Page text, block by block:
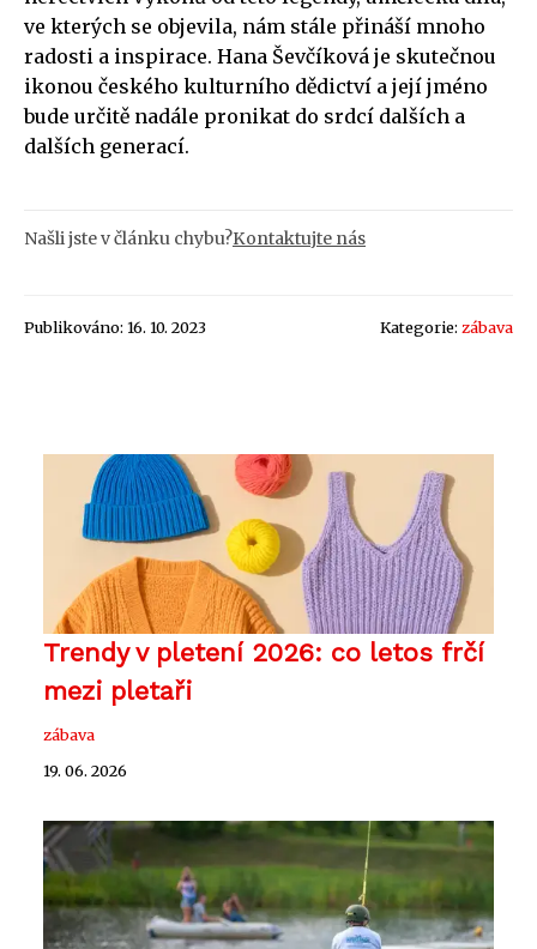
ve kterých se objevila, nám stále přináší mnoho
radosti a inspirace. Hana Ševčíková je skutečnou
ikonou českého kulturního dědictví a její jméno
bude určitě nadále pronikat do srdcí dalších a
dalších generací.
Našli jste v článku chybu?Kontaktujte nás
Publikováno: 16. 10. 2023 Kategorie: zábava
Trendy v pletení 2026: co letos frčí
mezi pletaři
zábava
19. 06. 2026